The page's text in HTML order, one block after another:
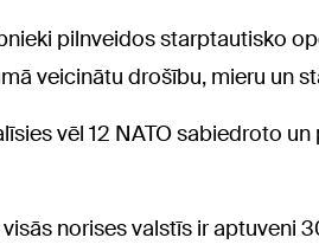
pilnveidos starptautisko
veicinātu drošību, mieru un
vēl 12 NATO sabiedroto un
norises valstīs ir aptuveni